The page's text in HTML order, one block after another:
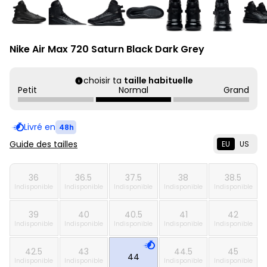
Nike Air Max 720 Saturn Black Dark Grey
choisir ta taille habituelle
Petit
Normal Grand
Livré en 48h
Guide des tailles EU US
36
Indisponible
36.5
Indisponible
37.5
Indisponible
38
Indisponible
38.5
Indisponible
39
Indisponible
40
Indisponible
40.5
Indisponible
41
Indisponible
42
Indisponible
42.5
Indisponible
43
Indisponible 44 44.5
Indisponible
45
Indisponible